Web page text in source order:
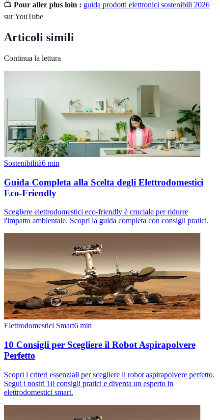
📺 Pour aller plus loin : guida prodotti elettronici sostenibili 2026
sur YouTube
Articoli simili
Continua la lettura
Sostenibilità6 min
Guida Completa alla Scelta degli Elettrodomestici
Eco-Friendly
Scegliere elettrodomestici eco-friendly è cruciale per ridurre
l'impatto ambientale. Scopri la guida completa con consigli pratici.
Elettrodomestici Smart6 min
10 Consigli per Scegliere il Robot Aspirapolvere
Perfetto
Scopri i criteri essenziali per scegliere il robot aspirapolvere perfetto.
Segui i nostri 10 consigli pratici e diventa un esperto in
elettrodomestici smart.